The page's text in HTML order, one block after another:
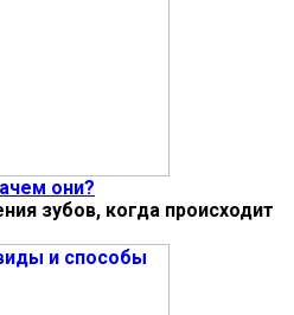
они?
зубов, когда происходит